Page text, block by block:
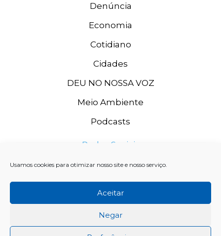
Usamos cookies para otimizar nosso site e nosso serviço.
Aceitar
Negar
Denúncia
Economia
Cotidiano
Cidades
DEU NO NOSSA VOZ
Meio Ambiente
Podcasts
Redes Sociais